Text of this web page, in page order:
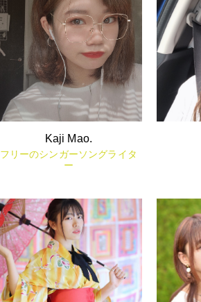
Kaji Mao.
フリーのシンガーソングライタ
ー